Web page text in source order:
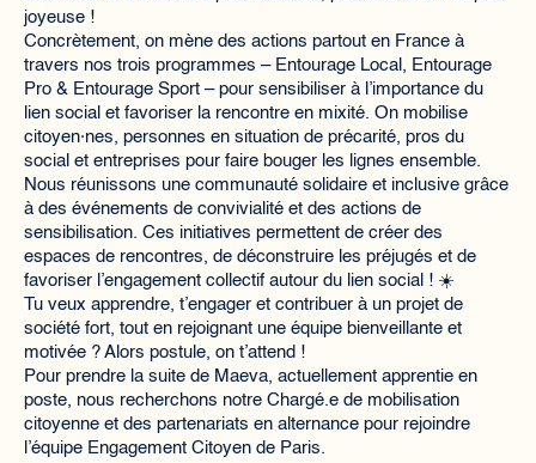
joyeuse !
Concrètement, on mène des actions partout en France à
travers nos trois programmes – Entourage Local, Entourage
Pro & Entourage Sport – pour sensibiliser à l’importance du
lien social et favoriser la rencontre en mixité. On mobilise
citoyen·nes, personnes en situation de précarité, pros du
social et entreprises pour faire bouger les lignes ensemble.
Nous réunissons une communauté solidaire et inclusive grâce
à des événements de convivialité et des actions de
sensibilisation. Ces initiatives permettent de créer des
espaces de rencontres, de déconstruire les préjugés et de
favoriser l’engagement collectif autour du lien social ! ☀️
Tu veux apprendre, t’engager et contribuer à un projet de
société fort, tout en rejoignant une équipe bienveillante et
motivée ? Alors postule, on t’attend !
Pour prendre la suite de Maeva, actuellement apprentie en
poste, nous recherchons notre Chargé.e de mobilisation
citoyenne et des partenariats en alternance pour rejoindre
l’équipe Engagement Citoyen de Paris.